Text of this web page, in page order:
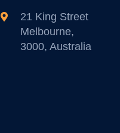
21 King Street
Melbourne,
3000, Australia